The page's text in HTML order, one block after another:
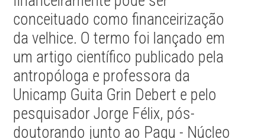
conceituado como financeirização
da velhice. O termo foi lançado em
um artigo científico publicado pela
antropóloga e professora da
Unicamp Guita Grin Debert e pelo
pesquisador Jorge Félix, pós-
doutorando junto ao Pagu - Núcleo